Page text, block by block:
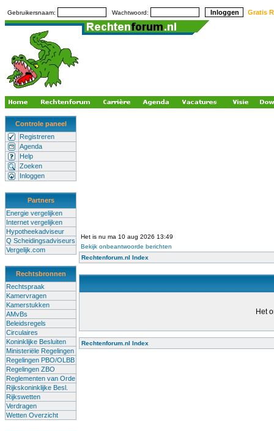
Gebruikersnaam: Wachtwoord: Gratis
Controle paneel
Registreren
Agenda
Help
Zoeken
Inloggen
Partners
Energie vergelijken
Internet vergelijken
Hypotheekadviseur
Q Scheidingsadviseurs
Vergelijk.com
Rechtsbronnen
Rechtspraak
Kamervragen
Kamerstukken
AMvBs
Beleidsregels
Circulaires
Koninklijke Besluiten
Ministeriële Regelingen
Regelingen PBO/OLBB
Regelingen ZBO
Reglementen van Orde
Rijkskoninklijke Besl.
Rijkswetten
Verdragen
Wetten Overzicht
Het is nu ma 10 aug 2026 13:49
Bekijk onbeantwoorde berichten
Rechtenforum.nl Index
Het
Rechtenforum.nl Index